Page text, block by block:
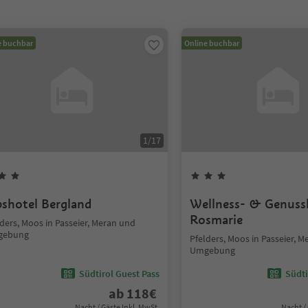
buchbar
1/17
Bergland
Moos in Passeier, Meran und
Südtirol Guest Pass
ab 118€
Online buchbar
Wellness- &
Rosmarie
Pfelders, Moos in Passeier,
Umgebung